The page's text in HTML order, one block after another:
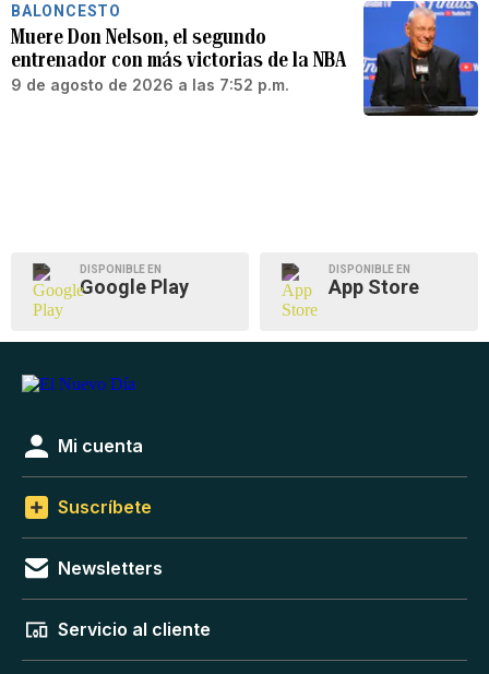
BALONCESTO
Muere Don Nelson, el segundo
entrenador con más victorias de la NBA
9 de agosto de 2026 a las 7:52 p.m.
DISPONIBLE EN
Google Play
DISPONIBLE EN
App Store
Mi cuenta
Suscríbete
Newsletters
Servicio al cliente